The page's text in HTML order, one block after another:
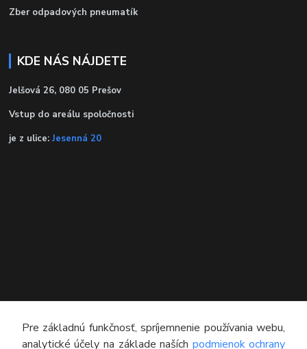
Zber odpadových pneumatík
KDE NÁS NÁJDETE
Jelšová 26, 080 05 Prešov
Vstup do areálu spoločnosti
je z ulice: Jesenná 20
KONTAKT
Pre základnú funkčnosť, spríjemnenie používania webu,
analytické účely na základe naších podmienok ochrany